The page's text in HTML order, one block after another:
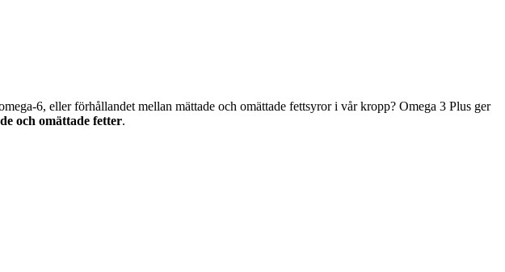
6, eller förhållandet mellan mättade och omättade fettsyror i vår kropp? Omega 3 Plus ger
och omättade fetter.